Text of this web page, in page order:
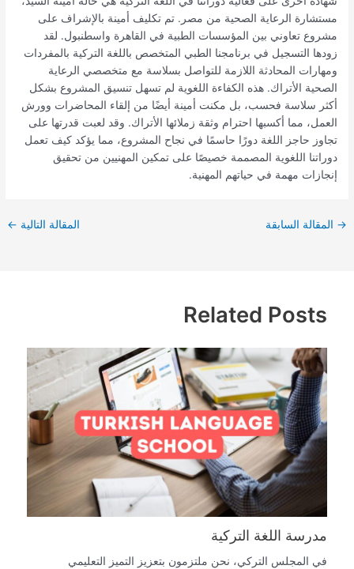
مستشارة الرعاية الصحية من مصر. تم تكليف أمينة بالإشراف على
مشروع تعاوني بين المؤسسات الطبية في القاهرة واسطنبول. لقد
زودها التسجيل في برنامجنا الطبي المتخصص باللغة التركية بالمفردات
ومهارات المحادثة اللازمة للتواصل بسلاسة مع متخصصي الرعاية
الصحية الأتراك. هذه الكفاءة اللغوية لم تسهل تنسيق المشروع بشكل
أكثر سلاسة فحسب، بل مكنت أمينة أيضًا من إلقاء المحاضرات وورش
العمل، مما أكسبها احترام وثقة زملائها الأتراك. وقد لعبت قدرتها على
تجاوز حاجز اللغة دورًا حاسمًا في نجاح المشروع، مما يؤكد كيف تعمل
دوراتنا اللغوية المصممة خصيصًا على تمكين المهنيين من تحقيق
إنجازات مهمة في حياتهم المهنية.
→ المقالة السابقة المقالة التالية ←
Related Posts
مدرسة اللغة التركية
في المجلس التركي، نحن ملتزمون بتعزيز التميز التعليمي